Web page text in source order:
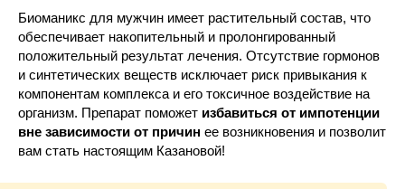
Биоманикс для мужчин имеет растительный состав, что
обеспечивает накопительный и пролонгированный
положительный результат лечения. Отсутствие гормонов
и синтетических веществ исключает риск привыкания к
компонентам комплекса и его токсичное воздействие на
организм. Препарат поможет избавиться от импотенции
вне зависимости от причин ее возникновения и позволит
вам стать настоящим Казановой!